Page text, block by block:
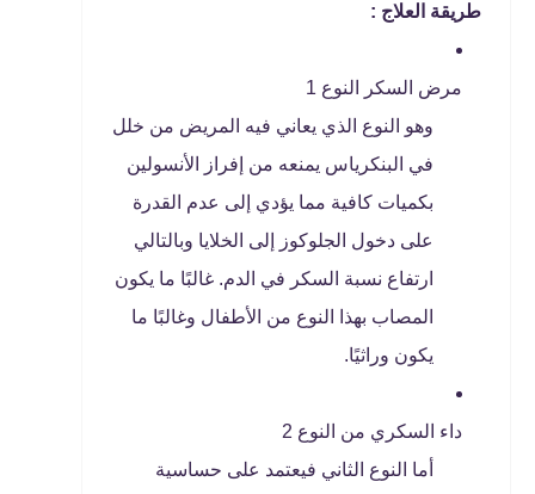
طريقة العلاج :
مرض السكر النوع 1
وهو النوع الذي يعاني فيه المريض من خلل
في البنكرياس يمنعه من إفراز الأنسولين
بكميات كافية مما يؤدي إلى عدم القدرة
على دخول الجلوكوز إلى الخلايا وبالتالي
ارتفاع نسبة السكر في الدم. غالبًا ما يكون
المصاب بهذا النوع من الأطفال وغالبًا ما
يكون وراثيًا.
داء السكري من النوع 2
أما النوع الثاني فيعتمد على حساسية